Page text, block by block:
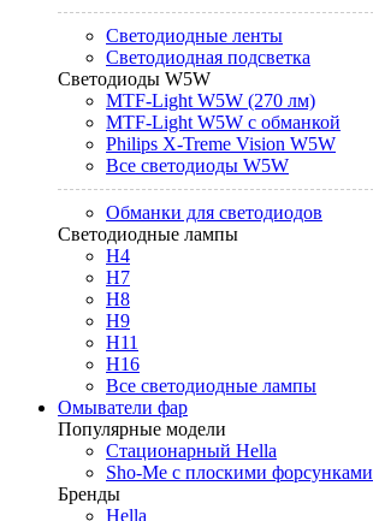
Светодиодные ленты
Светодиодная подсветка
Светодиоды W5W
MTF-Light W5W (270 лм)
MTF-Light W5W с обманкой
Philips X-Treme Vision W5W
Все светодиоды W5W
Обманки для светодиодов
Светодиодные лампы
H4
H7
H8
H9
H11
H16
Все светодиодные лампы
Омыватели фар
Популярные модели
Стационарный Hella
Sho-Me с плоскими форсунками
Бренды
Hella